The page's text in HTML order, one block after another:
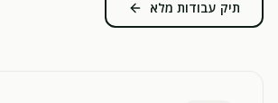
תיק עבודות מלא